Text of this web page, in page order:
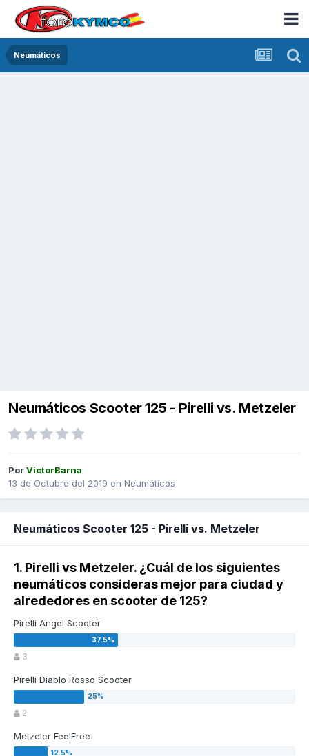
Neumáticos
Neumáticos Scooter 125 - Pirelli vs. Metzeler
PorVictorBarna
13 de Octubre del 2019 en Neumáticos
Neumáticos Scooter 125 - Pirelli vs. Metzeler
1. Pirelli vs Metzeler. ¿Cuál de los siguientes
neumáticos consideras mejor para ciudad y
alrededores en scooter de 125?
Pirelli Angel Scooter
3
Pirelli Diablo Rosso Scooter
2
Metzeler FeelFree